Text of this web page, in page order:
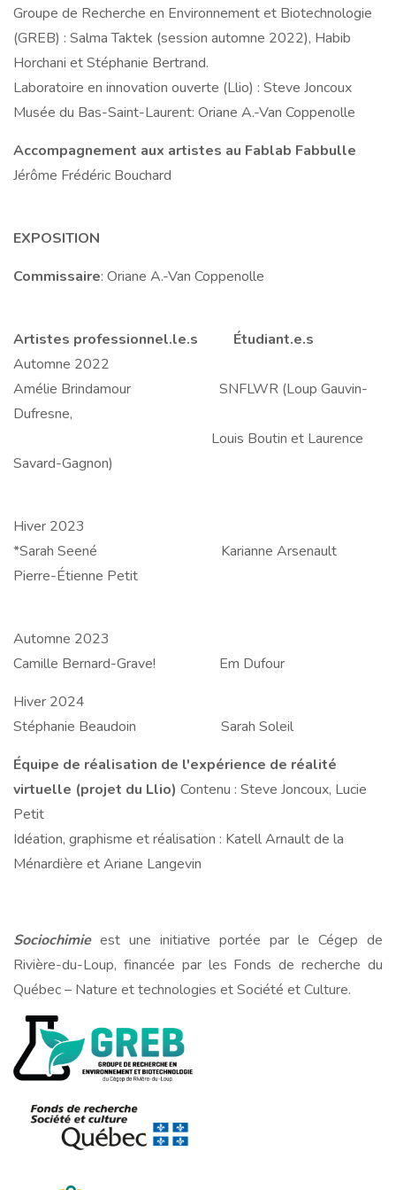
Groupe de Recherche en Environnement et Biotechnologie
(GREB) : Salma Taktek (session automne 2022), Habib
Horchani et Stéphanie Bertrand.
Laboratoire en innovation ouverte (Llio) : Steve Joncoux
Musée du Bas-Saint-Laurent: Oriane A.-Van Coppenolle
Accompagnement aux artistes au Fablab Fabbulle
Jérôme Frédéric Bouchard
EXPOSITION
Commissaire: Oriane A.-Van Coppenolle
Artistes professionnel.le.s Étudiant.e.s
Automne 2022
Amélie Brindamour SNFLWR (Loup Gauvin-
Dufresne,
Louis Boutin et Laurence
Savard-Gagnon)
Hiver 2023
*Sarah Seené Karianne Arsenault
Pierre-Étienne Petit
Automne 2023
Camille Bernard-Grave! Em Dufour
Hiver 2024
Stéphanie Beaudoin Sarah Soleil
Équipe de réalisation de l'expérience de réalité
virtuelle (projet du Llio) Contenu : Steve Joncoux, Lucie
Petit
Idéation, graphisme et réalisation : Katell Arnault de la
Ménardière et Ariane Langevin
Sociochimieest une initiative portée par le Cégep de
Rivière-du-Loup, financée par les Fonds de recherche du
Québec – Nature et technologies et Société et Culture.